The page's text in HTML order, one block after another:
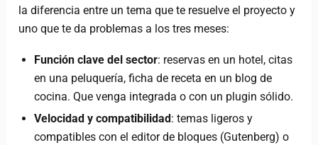
la diferencia entre un tema que te resuelve el proyecto y
uno que te da problemas a los tres meses:
Función clave del sector: reservas en un hotel, citas
en una peluquería, ficha de receta en un blog de
cocina. Que venga integrada o con un plugin sólido.
Velocidad y compatibilidad : temas ligeros y
compatibles con el editor de bloques (Gutenberg) o